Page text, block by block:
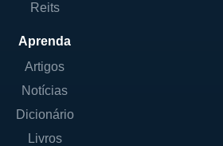
Reits
Aprenda
Artigos
Notícias
Dicionário
Livros